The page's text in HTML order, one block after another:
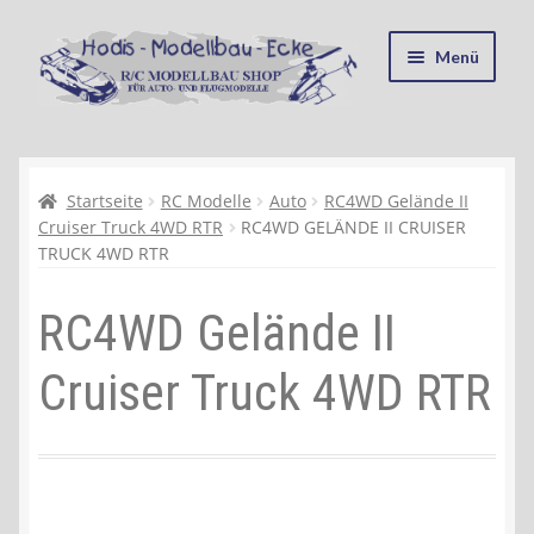
Zur
Navigation
springen
Zum
Inhalt
springen
Menü
Kasse
Mein Konto
Recycling, Entsorgung und Umwelt
Shop
Warenkorb
Startseite RC Modelle Auto
RC4WD Gelände II
Cruiser Truck 4WD RTR
RC4WD GELÄNDE II CRUISER
TRUCK 4WD RTR
RC4WD Gelände II
Cruiser Truck 4WD RTR